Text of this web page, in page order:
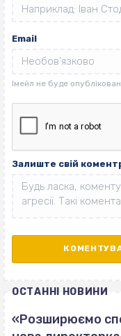
Email
Залиште свій
ОСТАННІ НОВИНИ
«Розширюємо